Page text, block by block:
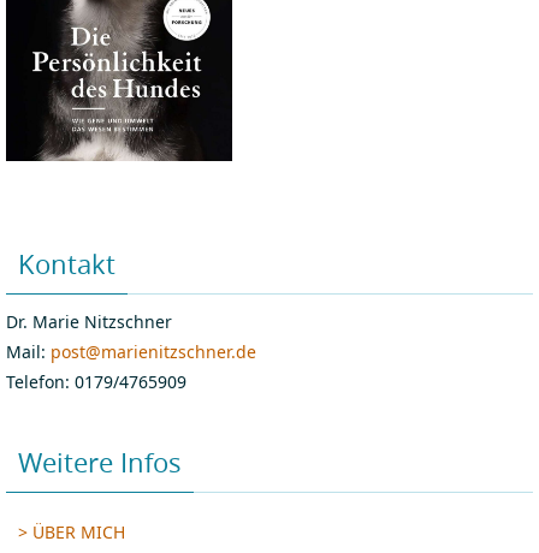
Kontakt
Dr. Marie Nitzschner
Mail: post@marienitzschner.de
Telefon: 0179/4765909
Weitere Infos
> ÜBER MICH